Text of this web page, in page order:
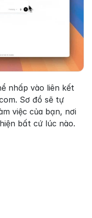
nhấp vào liên kết
Sơ đồ sẽ tự
việc của bạn, nơi
bất cứ lúc nào.